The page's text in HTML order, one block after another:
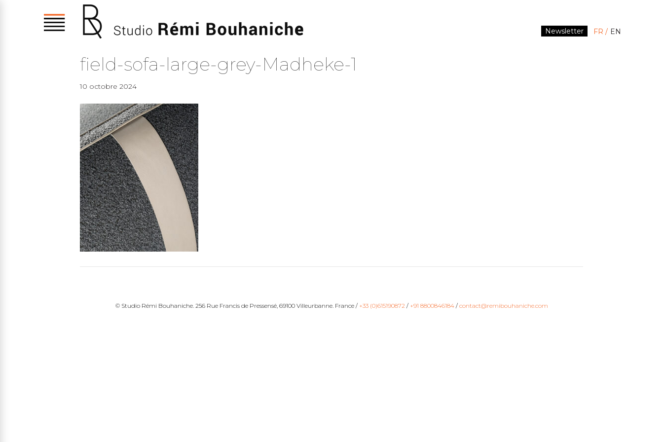
Newsletter FR EN
field-sofa-large-grey-Madheke-1
10 octobre 2024
© Studio Rémi Bouhaniche. 256 Rue Francis de Pressensé, 69100 Villeurbanne. France / +33 (0)615190872/ +91 8800846184/ contact@remibouhaniche.com